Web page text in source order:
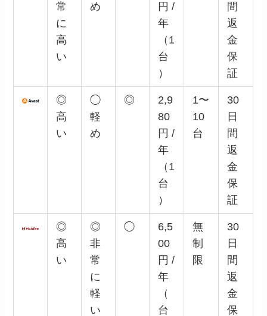
常
に
高
い
め
円 /
年
（1
台
）
間
返
金
保
証
◎
高
い
◯
軽
め
◎
2,9
80
円 /
年
（1
台
）
1〜
10
台
30
日
間
返
金
保
証
◎
高
い
◎
非
常
に
軽
い
◯
6,5
00
円 /
年
（
台
無
制
限
30
日
間
返
金
保